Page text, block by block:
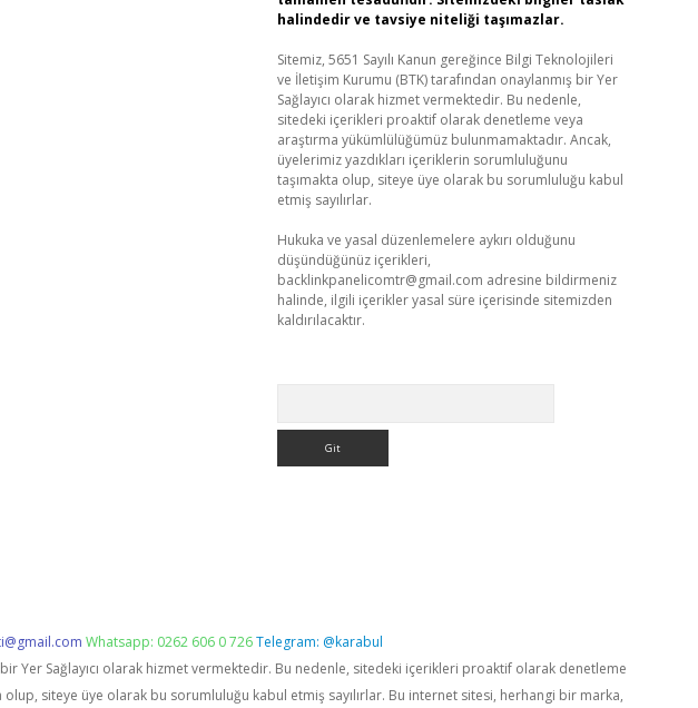
halindedir ve tavsiye niteliği taşımazlar.
Sitemiz, 5651 Sayılı Kanun gereğince Bilgi Teknolojileri
ve İletişim Kurumu (BTK) tarafından onaylanmış bir Yer
Sağlayıcı olarak hizmet vermektedir. Bu nedenle,
sitedeki içerikleri proaktif olarak denetleme veya
araştırma yükümlülüğümüz bulunmamaktadır. Ancak,
üyelerimiz yazdıkları içeriklerin sorumluluğunu
taşımakta olup, siteye üye olarak bu sorumluluğu kabul
etmiş sayılırlar.
Hukuka ve yasal düzenlemelere aykırı olduğunu
düşündüğünüz içerikleri,
backlinkpanelicomtr@gmail.com adresine bildirmeniz
halinde, ilgili içerikler yasal süre içerisinde sitemizden
kaldırılacaktır.
Whatsapp: 0262 606 0 726Telegram: @karabul
Yer Sağlayıcı olarak hizmet vermektedir. Bu nedenle, sitedeki içerikleri proaktif olarak denetleme
siteye üye olarak bu sorumluluğu kabul etmiş sayılırlar. Bu internet sitesi, herhangi bir marka,